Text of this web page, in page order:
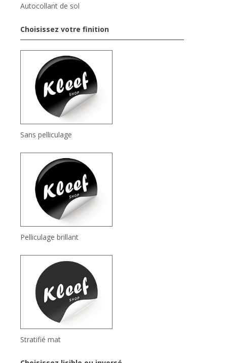
Autocollant de sol
Choisissez votre finition
Sans pelliculage
Pelliculage brillant
Stratifié mat